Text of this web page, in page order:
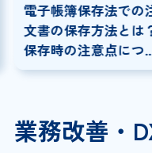
電子帳簿保存法で決
られた契約書の取り
いとは？保存方法に
いて解説
業務改善・